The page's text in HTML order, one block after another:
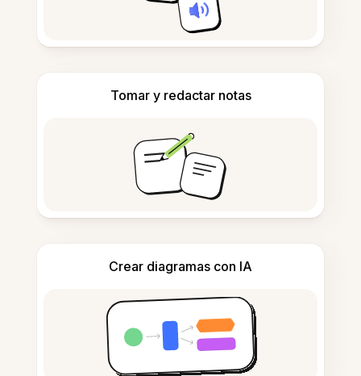
Tomar y redactar notas
Crear diagramas con IA